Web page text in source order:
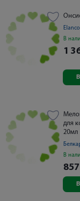
Elanco
В
1
для
20мл
В
857